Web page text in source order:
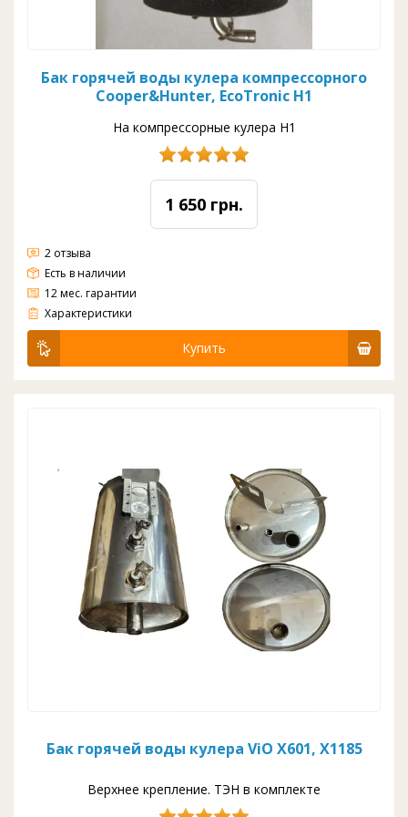
Бак горячей воды кулера компрессорного
Cooper&Hunter, EcoTronic H1
На компрессорные кулера H1
1 650 грн.
2 отзыва
Есть в наличии
12 мес. гарантии
Бак горячей воды кулера компрессорого Cooper&Hunter, EcoTronic H1
Характеристики
Купить
Бак горячей воды кулера ViO X601, X1185
Верхнее крепление. ТЭН в комплекте